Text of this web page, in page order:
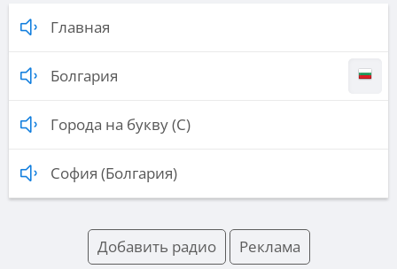
Главная
Болгария
Города на букву (С)
София (Болгария)
Добавить радио Реклама